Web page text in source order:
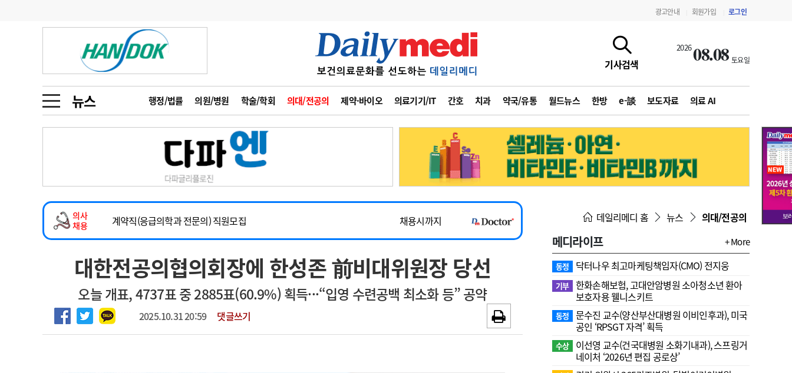
광고안내 회원가입 로그인
기사검색
202608.08 토요일
뉴스 행정/법률 의원/병원 학술/학회 의대/전공의 제약·바이오 의료기기/IT 간호 치과 약국/유통 월드뉴스 한방 e-談 보도자료 의료 AI
금주의 검색어
1
의사인력 수급 추계
2
성분명 처방
3
AI의료
4
전공의 모집 결과
6
관리급여 실시
지필공 지원책
수련환경 개선
의과대학 입시
인사 사고
오피니언 수첩
인물 초대석 피플
동영상뉴스
포토뉴스
메디 Hospital 지역병원 중소병원
인포메이션 행정처분 판례 정책/통계 공시 지침·기준·평가 약제급여 심사 결과
고객센터 회사소개 법적고지 광고안내
의사
채용
2026년 하반기 인턴 모집
~2026-08-31
마취통증의학과 임기제 임상의사 채용
채용시까지
계약직(응급의학과 전문의) 직원모집
채용시까지
하반기 전공의(레지던트1년차) 모집
~2026-08-15
2026년 하반기 인턴 모집
~2026-08-31
마취통증의학과 임기제 임상의사 채용
채용시까지
대한전공의협의회장에 한성존 前비대위원장 당선
오늘 개표, 4737표 중 2885표(60.9%) 획득···“입영 수련공백 최소화 등” 공약
2025.10.31 20:59 댓글쓰기
데일리메디 홈 뉴스 의대/전공의
메디라이프 + More
동정 닥터나우 최고마케팅책임자(CMO) 전지웅
기부 한화손해보험, 고대안암병원 소아청소년 환아
보호자용 웰니스키트
동정
문수진 교수( 양산부산대병원 이비인후과), 미국
공인 ‘RPSGT 자격’ 획득
수상
이선영 교수(건국대병원 소화기내과), 스프링거
네이처 ‘2026년 편집 공로상’